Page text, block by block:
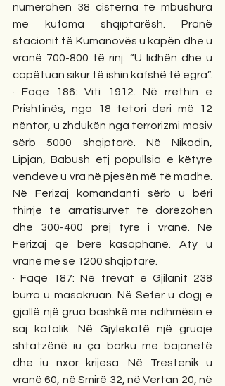
numërohen 38 cisterna të mbushura
me kufoma shqiptarësh. Pranë
stacionit të Kumanovës u kapën dhe u
vranë 700-800 të rinj. “U lidhën dhe u
· Faqe 186: Viti 1912. Në rrethin e
Prishtinës, nga 18 tetori deri më 12
nëntor, u zhdukën nga terrorizmi masiv
sërb 5000 shqiptarë. Në Nikodin,
Lipjan, Babush etj popullsia e këtyre
vendeve u vra në pjesën më të madhe.
Në Ferizaj komandanti sërb u bëri
thirrje të arratisurvet të dorëzohen
dhe 300-400 prej tyre i vranë. Në
Ferizaj qe bërë kasaphanë. Aty u
vranë më se 1200 shqiptarë.
· Faqe 187: Në trevat e Gjilanit 238
burra u masakruan. Në Sefer u dogj e
gjallë një grua bashkë me ndihmësin e
saj katolik. Në Gjylekatë një gruaje
shtatzënë iu ça barku me bajonetë
dhe iu nxor krijesa. Në Trestenik u
vranë 60, në Smirë 32, në Vertan 20, në